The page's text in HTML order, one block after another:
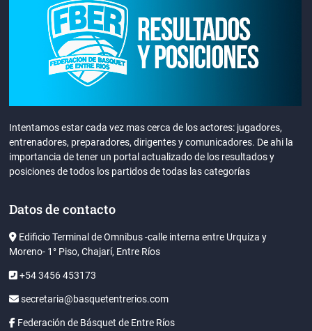
Intentamos estar cada vez mas cerca de los actores: jugadores,
entrenadores, preparadores, dirigentes y comunicadores. De ahi la
importancia de tener un portal actualizado de los resultados y
posiciones de todos los partidos de todas las categorías
Datos de contacto
Edificio Terminal de Omnibus -calle interna entre Urquiza y
Moreno- 1° Piso, Chajarí, Entre Ríos
+54 3456 453173
secretaria@basquetentrerios.com
Federación de Básquet de Entre Ríos